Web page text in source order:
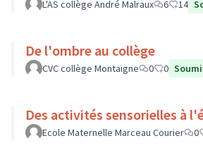
L'AS collège André Malraux 6 14
De l'ombre au collège
CVC collège Montaigne 0 0
Des activités sensorielles à
Ecole Maternelle Marceau Courier 0